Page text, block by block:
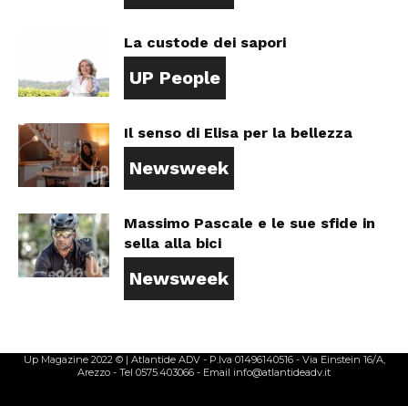
La custode dei sapori
UP People
Il senso di Elisa per la bellezza
Newsweek
Massimo Pascale e le sue sfide in
sella alla bici
Newsweek
Up Magazine 2022 © | Atlantide ADV - P.Iva 01496140516 - Via Einstein 16/A,
Arezzo - Tel 0575.403066 - Email info@atlantideadv.it